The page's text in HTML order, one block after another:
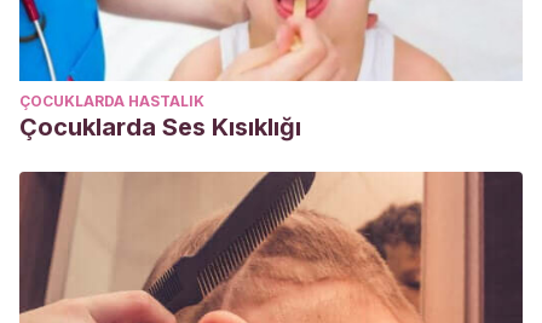
ÇOCUKLARDA HASTALIK
Çocuklarda Ses Kısıklığı